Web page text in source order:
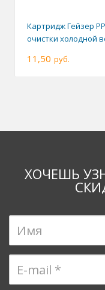
Картридж Гейзер
очистки холодной
11,50 руб.
ХОЧЕШЬ